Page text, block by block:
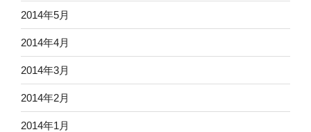
2014年5月
2014年4月
2014年3月
2014年2月
2014年1月